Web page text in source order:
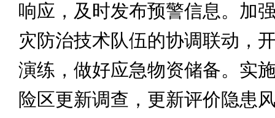
响应，及时发布预警信息。加
灾防治技术队伍的协调联动，
演练，做好应急物资储备。实
险区更新调查，更新评价隐患